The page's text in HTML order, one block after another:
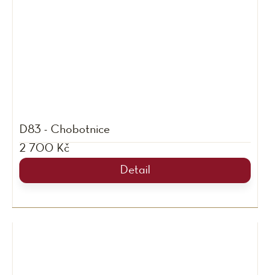
D83 - Chobotnice
2 700 Kč
Detail